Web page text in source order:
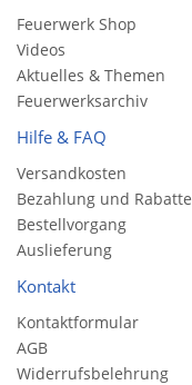
Feuerwerk Shop
Videos
Aktuelles & Themen
Feuerwerksarchiv
Hilfe & FAQ
Versandkosten
Bezahlung und Rabatte
Bestellvorgang
Auslieferung
Kontakt
Kontaktformular
AGB
Widerrufsbelehrung